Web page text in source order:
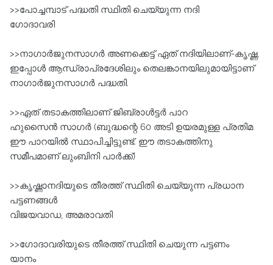
>>പോച്ചമ്പാട്‌ പദ്ധതി സ്ഥിതി ചെയ്യുന്ന നദി
ഗോദാവരി
>>നാഗാര്‍ജുനസാഗര്‍ അണക്കെട്ട്‌ ഏത്‌ നദിയിലാണ്‌-കൃഷ്ണ,
ഇപ്പോള്‍ ആന്ധ്രാപ്രദേശിലും തെലങ്കാനയിലുമായിട്ടാണ്‌
നാഗാര്‍ജുനസാഗര്‍ പദ്ധതി.
>>ഏത്‌ തടാകത്തിലാണ്‌ ജിബ്രാൾട്ടർ പാറ
ഹുസൈന്‍ സാഗര്‍ (ബുദ്ധന്റെ 60 അടി ഉയരമുള്ള പ്രതിമ
ഈ പാറയില്‍ സ്ഥാപിച്ചിട്ടുണ്ട്‌. ഈ തടാകത്തിനു
സമീപമാണ്‌ ലുംബിനി പാര്‍ക്ക്‌)
>>കൃഷ്ണാനദിയുടെ തീരത്ത്‌ സ്ഥിതി ചെയ്യുന്ന പ്രധാന
പട്ടണങ്ങൾ
വിജയവാഡ, അമരാവതി
>>ഗോദാവരിയുടെ തീരത്ത്‌ സ്ഥിതി ചെയുന്ന പട്ടണം
യാനം